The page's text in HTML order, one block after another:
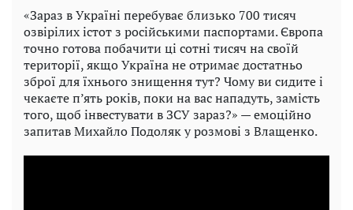
«Зараз в Україні перебуває близько 700 тисяч
озвірілих істот з російськими паспортами. Європа
точно готова побачити ці сотні тисяч на своїй
території, якщо Україна не отримає достатньо
зброї для їхнього знищення тут? Чому ви сидите і
чекаєте п’ять років, поки на вас нападуть, замість
того, щоб інвестувати в ЗСУ зараз?» — емоційно
запитав Михайло Подоляк у розмові з Влащенко.